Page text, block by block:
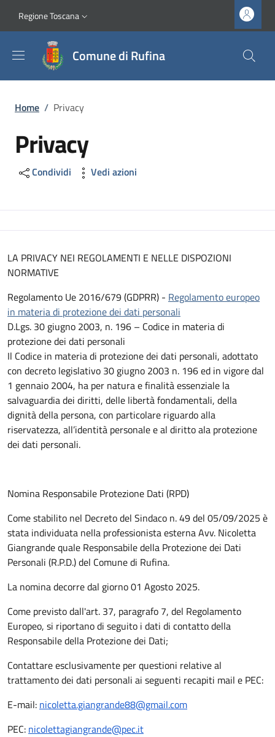
Slim top
Regione Toscana
Comune di Rufina
Briciole di pane
Home / Privacy
Privacy
Condividi Vedi azioni
LA PRIVACY NEI REGOLAMENTI E NELLE DISPOZIONI
NORMATIVE
Regolamento Ue 2016/679 (GDPRR) - Regolamento europeo
in materia di protezione dei dati personali
D.Lgs. 30 giugno 2003, n. 196 – Codice in materia di
protezione dei dati personali
Il Codice in materia di protezione dei dati personali, adottato
con decreto legislativo 30 giugno 2003 n. 196 ed in vigore dal
1 gennaio 2004, ha per natura e finalità essenziale la
salvaguardia dei diritti, delle libertà fondamentali, della
dignità della persona, con particolare riguardo alla
riservatezza, all’identità personale e al diritto ala protezione
dei dati personali.
Nomina Responsabile Protezione Dati (RPD)
Come stabilito nel Decreto del Sindaco n. 49 del 05/09/2025 è
stata individuata nella professionista esterna Avv. Nicoletta
Giangrande quale Responsabile della Protezione dei Dati
Personali (R.P.D.) del Comune di Rufina.
La nomina decorre dal giorno 01 Agosto 2025.
Come previsto dall'art. 37, paragrafo 7, del Regolamento
Europeo, si riportano di seguito i dati di contatto della
Responsabile della Protezione dei Dati;
Contattare esclusivamente per questioni relative al
trattamento dei dati personali ai seguenti recapiti mail e PEC:
E-mail: nicoletta.giangrande88@gmail.com
PEC: nicolettagiangrande@pec.it